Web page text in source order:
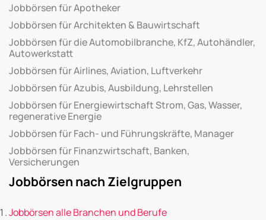
Jobbörsen für Apotheker
Jobbörsen für Architekten & Bauwirtschaft
Jobbörsen für die Automobilbranche, KfZ, Autohändler,
Autowerkstatt
Jobbörsen für Airlines, Aviation, Luftverkehr
Jobbörsen für Azubis, Ausbildung, Lehrstellen
Jobbörsen für Energiewirtschaft Strom, Gas, Wasser,
regenerative Energie
Jobbörsen für Fach- und Führungskräfte, Manager
Jobbörsen für Finanzwirtschaft, Banken,
Versicherungen
Jobbörsen nach Zielgruppen
Jobbörsen alle Branchen und Berufe